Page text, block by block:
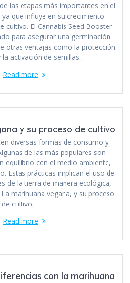
las etapas más importantes en el
que influye en su crecimiento
cultivo. El Cannabis Seed Booster
para asegurar una germinación
otras ventajas como la protección
la activación de semillas…
Read more
y su proceso de cultivo
diversas formas de consumo y
de las más populares son
equilibrio con el medio ambiente,
Estas prácticas implican el uso de
de la tierra de manera ecológica,
marihuana vegana, y su proceso
de cultivo,…
Read more
con la marihuana